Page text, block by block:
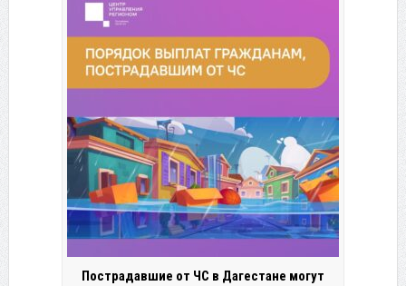
Пострадавшие от ЧС в Дагестане могут